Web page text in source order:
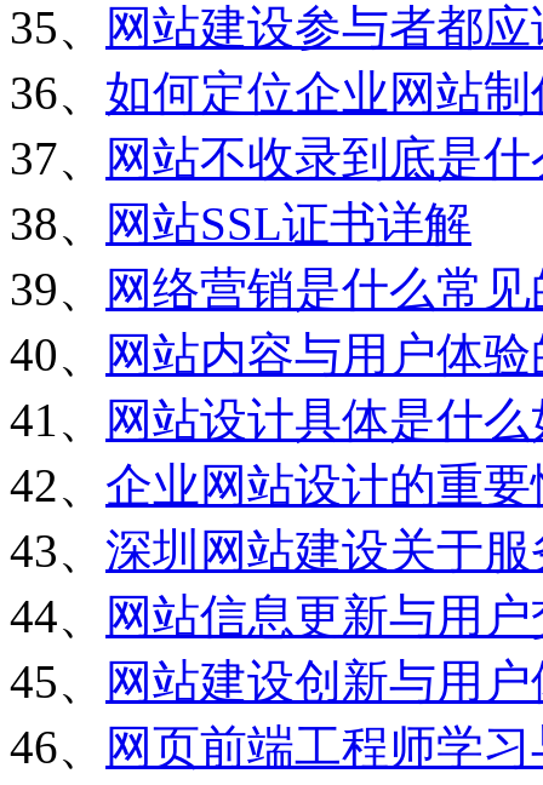
35、
网站建设参与者都
36、 如何定位企业网站
37、
网站不收录到底是
38、
网站SSL证书详解
39、
网络营销是什么常
40、
网站内容与用户体
41、
网站设计具体是什
42、 企业网站设计的重要
43、 深圳网站建设关于
44、
网站信息更新与用
45、
网站建设创新与用
46、
网页前端工程师学